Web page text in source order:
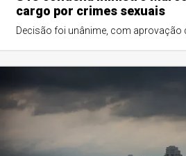
cargo por crimes sexuais
Decisão foi unânime, com aprovação